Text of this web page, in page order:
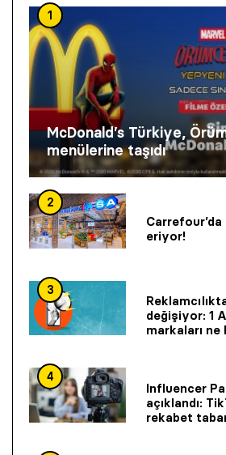
1
McDonald’s Türkiye,
menülerine taşıdı
2
Carrefour’da
eriyor!
3
değişiyor: 1
markaları
4
Influencer
açıklandı:
rekabet